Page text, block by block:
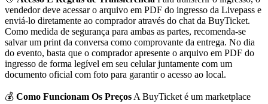
vendedor deve acessar o arquivo em PDF do ingresso da Livepass e
enviá-lo diretamente ao comprador através do chat da BuyTicket.
Como medida de segurança para ambas as partes, recomenda-se
salvar um print da conversa como comprovante da entrega. No dia
do evento, basta que o comprador apresente o arquivo em PDF do
ingresso de forma legível em seu celular juntamente com um
documento oficial com foto para garantir o acesso ao local.
💰 Como Funcionam Os Preços A BuyTicket é um marketplace